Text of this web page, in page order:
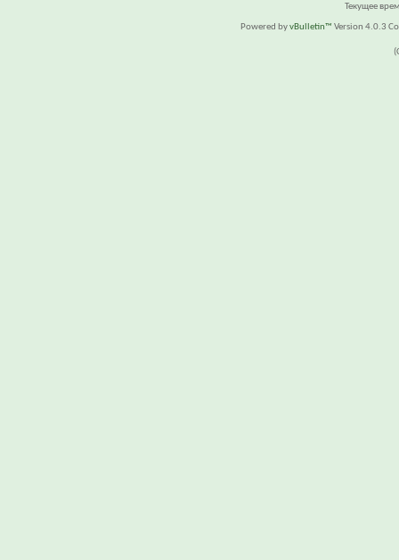
Текущее
Powered byvBulletin™ Version 4.0.3